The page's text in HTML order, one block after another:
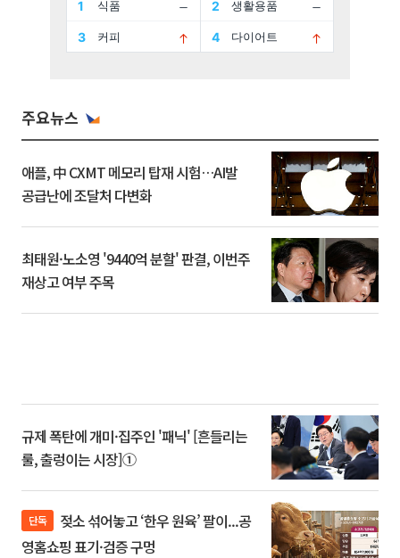
주요뉴스
애플, 中 CXMT 메모리 탑재 시험…AI발
공급난에 조달처 다변화
최태원·노소영 '9440억 분할' 판결, 이번주
재상고 여부 주목
규제 폭탄에 개미·집주인 '패닉' [흔들리는
룰, 출렁이는 시장]①
단독
영홈쇼핑 표기·검증 구멍